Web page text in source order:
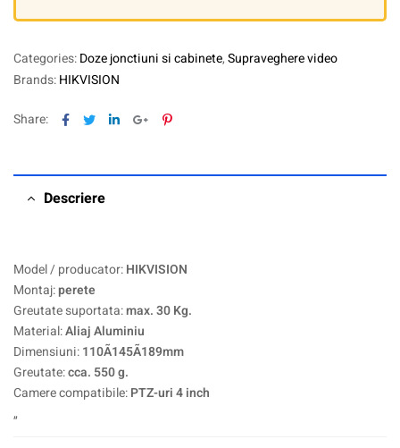
Categories:Doze jonctiuni si cabinete,Supraveghere video
Brands:HIKVISION
Share: Facebook
TwitterLinkedinGoogle+Pinterest
Descriere
Model / producator:HIKVISION
Montaj:perete
Greutate suportata:max. 30 Kg.
Material:Aliaj Aluminiu
Dimensiuni:110Ã145Ã189mm
Greutate:cca. 550 g.
Camere compatibile:PTZ-uri 4 inch
„